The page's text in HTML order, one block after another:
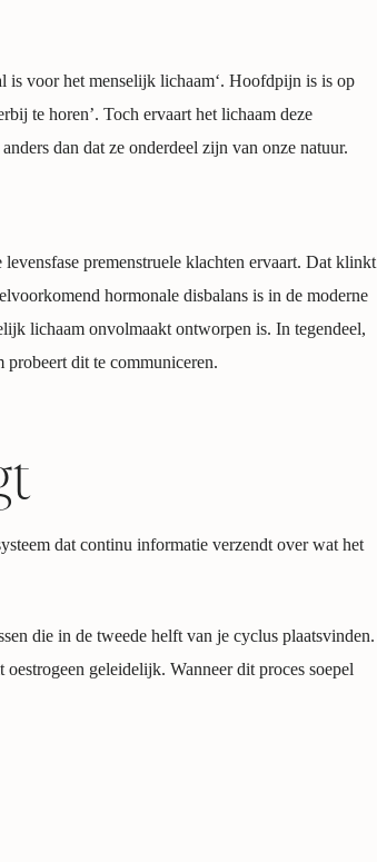
is voor het menselijk lichaam‘. Hoofdpijn is is op
te horen’. Toch ervaart het lichaam deze
dan dat ze onderdeel zijn van onze natuur.
premenstruele klachten ervaart. Dat klinkt
hormonale disbalans is in de moderne
lichaam onvolmaakt ontworpen is. In tegendeel,
probeert dit te communiceren.
dat continu informatie verzendt over wat het
die in de tweede helft van je cyclus plaatsvinden.
geleidelijk. Wanneer dit proces soepel